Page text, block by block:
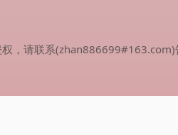
，请联系(zhan886699#163.com)